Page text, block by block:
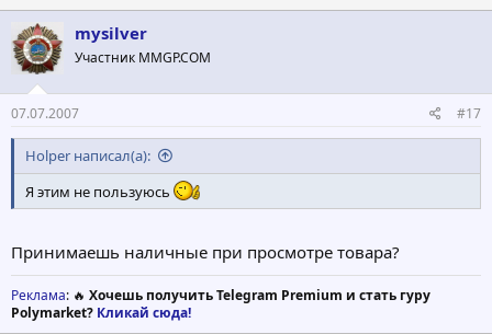
mysilver
Участник MMGP.COM
07.07.2007 #17
Holper написал(а):
Я этим не пользуюсь
Принимаешь наличные при просмотре товара?
Реклама: 🔥 Хочешь получить Telegram Premium и стать гуру
Polymarket? Кликай сюда!